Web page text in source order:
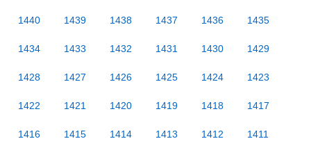
1440 1439 1438 1437 1436 1435
1434 1433 1432 1431 1430 1429
1428 1427 1426 1425 1424 1423
1422 1421 1420 1419 1418 1417
1416 1415 1414 1413 1412 1411